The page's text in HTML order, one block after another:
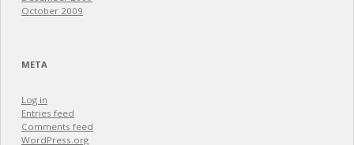
October 2009
META
Log in
Entries feed
Comments feed
WordPress.org